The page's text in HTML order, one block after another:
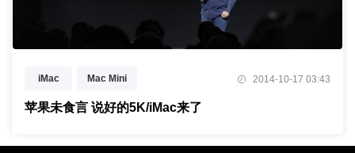
iMac Mac Mini 2014-10-17 03:43
苹果未食言 说好的5K/iMac来了